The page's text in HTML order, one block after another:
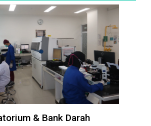
& Bank Darah